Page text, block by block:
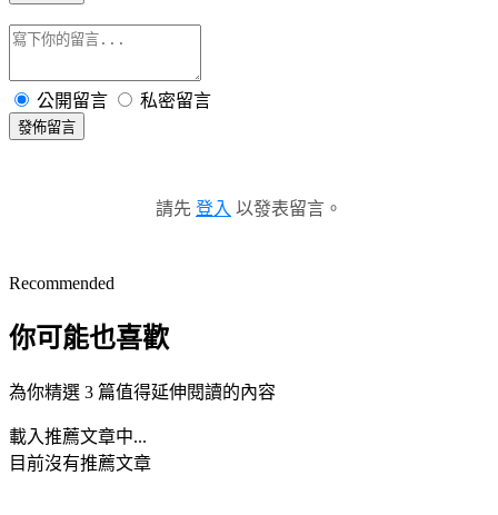
公開留言 私密留言
發佈留言
請先 登入 以發表留言。
Recommended
你可能也喜歡
為你精選 3 篇值得延伸閱讀的內容
載入推薦文章中...
目前沒有推薦文章